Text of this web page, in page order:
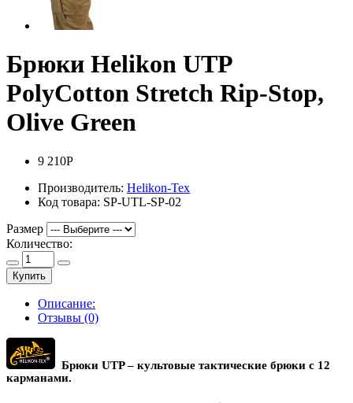
Брюки Helikon UTP
PolyCotton Stretch Rip-Stop,
Olive Green
9 210Р
Производитель: Helikon-Tex
Код товара: SP-UTL-SP-02
Размер
Количество:
Купить
Описание:
Отзывы (0)
Брюки UTP – культовые тактические брюки с 12
карманами.